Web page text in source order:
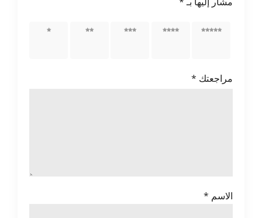
1 من 2 من 3 من 4 من 5 من
مراجعتك *
الاسم *